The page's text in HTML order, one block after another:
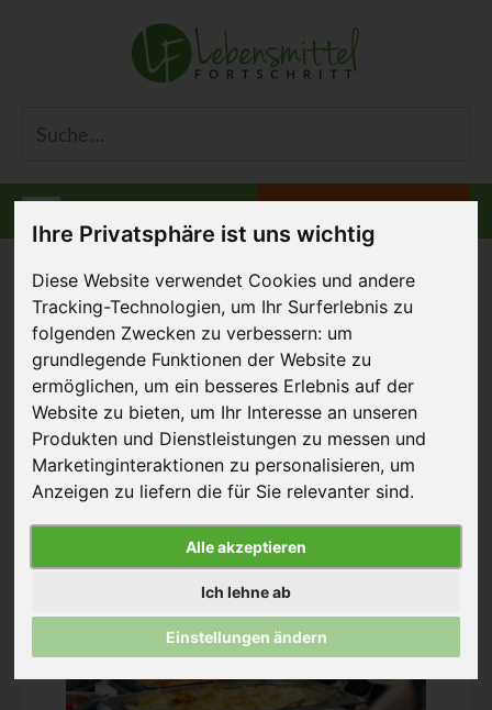
Ihre Privatsphäre ist uns wichtig
Diese Website verwendet Cookies und andere
Tracking-Technologien, um Ihr Surferlebnis zu
folgenden Zwecken zu verbessern: um
grundlegende Funktionen der Website zu
ermöglichen, um ein besseres Erlebnis auf der
Website zu bieten, um Ihr Interesse an unseren
Produkten und Dienstleistungen zu messen und
Marketinginteraktionen zu personalisieren, um
Anzeigen zu liefern die für Sie relevanter sind.
Alle akzeptieren
Ich lehne ab
Einstellungen ändern
Betriebscaterer im
Veggie-Test
05. Dezember 2017